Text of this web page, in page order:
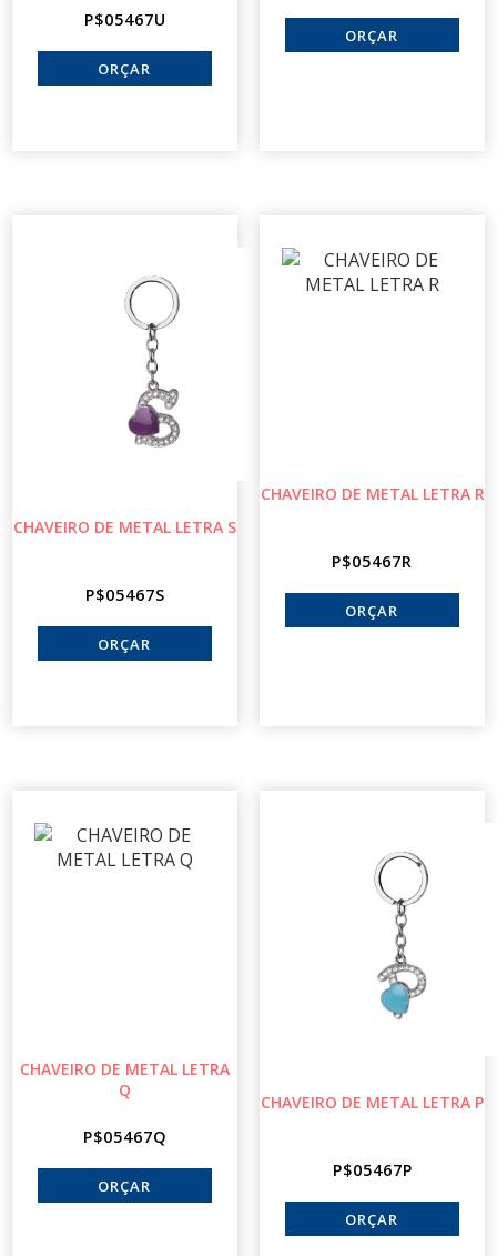
P$05467U
CHAVEIRO DE METAL LETRA S
P$05467S
CHAVEIRO DE METAL LETRA R
P$05467R
CHAVEIRO DE METAL LETRA
Q
P$05467Q
CHAVEIRO DE METAL LETRA P
P$05467P